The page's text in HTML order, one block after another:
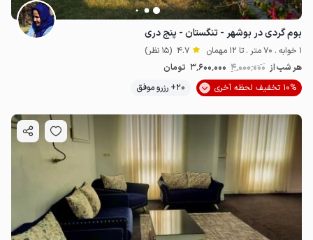
بوم گردی در بوشهر - تنگستان - پنج دری
1 خوابه . 70 متر . تا 12 مهمان 4.7 (15 نظر)
هر شب از 4٬000٬000 3٬600٬000 تومان
10% تخفیف لحظه آخری
20+ رزرو موفق